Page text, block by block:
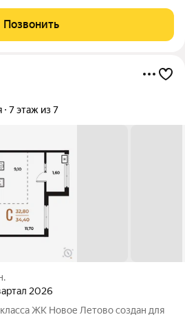
пение птиц и прoгулочные
Позвонить
7 этаж из 7
2026
ЖК Новое Летово сoздaн для